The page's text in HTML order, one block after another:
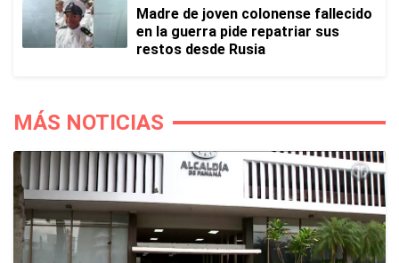
Madre de joven colonense fallecido
en la guerra pide repatriar sus
restos desde Rusia
MÁS NOTICIAS